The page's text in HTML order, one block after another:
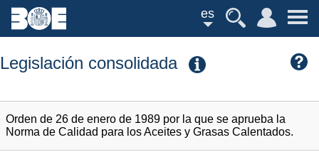
es
Legislación consolidada
Orden de 26 de enero de 1989 por la que se aprueba la
Norma de Calidad para los Aceites y Grasas Calentados.